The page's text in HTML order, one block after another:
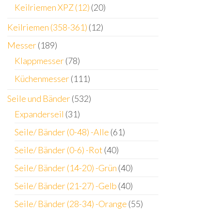
Keilriemen XPZ (12) (20)
Keilriemen (358-361) (12)
Messer(189)
Klappmesser(78)
Küchenmesser(111)
Seile und Bänder(532)
Expanderseil (31)
Seile/ Bänder (0-48) -Alle (61)
Seile/ Bänder (0-6) -Rot (40)
Seile/ Bänder (14-20) -Grün (40)
Seile/ Bänder (21-27) -Gelb (40)
Seile/ Bänder (28-34) -Orange (55)